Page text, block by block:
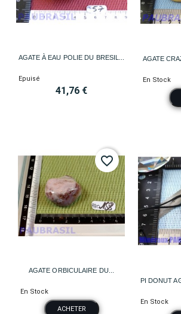
AGATE À EAU POLIE DU BRESIL...
Epuisé
41,76 €
AGATE
En Stock
AGATE ORBICULAIRE DU...
En Stock
ACHETER
favorite_border
PI DONUT
En Stock